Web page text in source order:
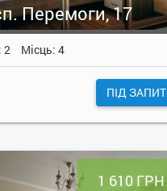
Перемоги, 17
2 Місць: 4
ПІД ЗАПИТ
1 610 ГРН